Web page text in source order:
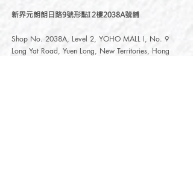
新界元朗朗日路9號形點I 2樓2038A號舖
Shop No. 2038A, Level 2, YOHO MALL I, No. 9
Long Yat Road, Yuen Long, New Territories, Hong